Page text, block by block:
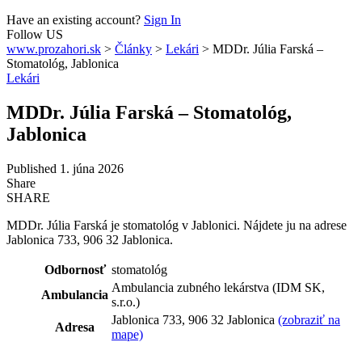
Have an existing account? Sign In
Follow US
www.prozahori.sk > Články > Lekári > MDDr. Júlia Farská –
Stomatológ, Jablonica
Lekári
MDDr. Júlia Farská – Stomatológ,
Jablonica
Published 1. júna 2026
Share
SHARE
MDDr. Júlia Farská je stomatológ v Jablonici. Nájdete ju na adrese
Jablonica 733, 906 32 Jablonica.
Odbornosť stomatológ
Ambulancia
Ambulancia zubného lekárstva (IDM SK,
s.r.o.)
Adresa
Jablonica 733, 906 32 Jablonica (zobraziť na
mape)